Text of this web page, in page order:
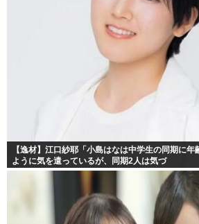
【逸材】江口紗耶「小島はなは中学生の同期に
ように気を遣っているが、同期2人は気づ